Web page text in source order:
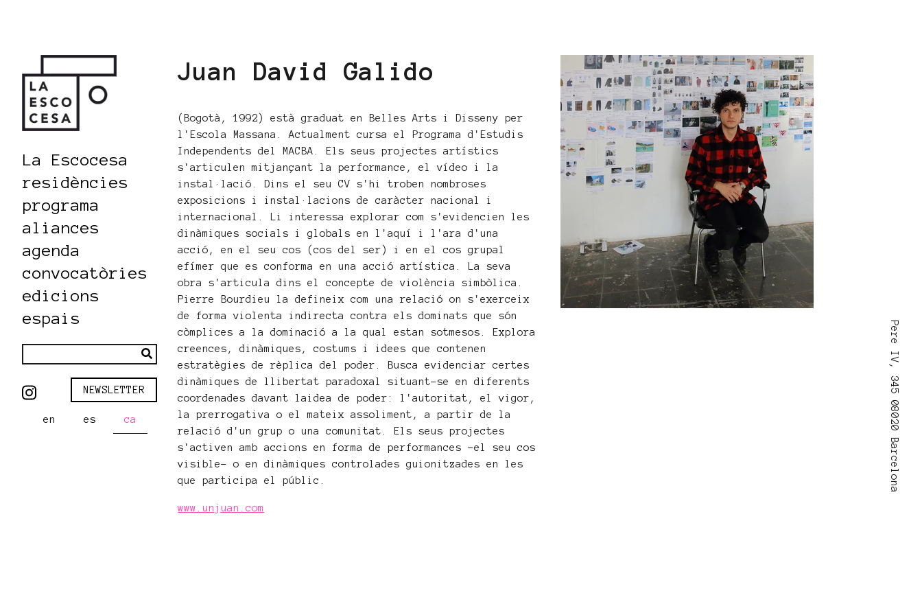
Pere IV, 345 08020 Barcelona
La Escocesa
residències
programa
aliances
agenda
convocatòries
edicions
espais
NEWSLETTER
en es ca
Juan David Galido
(Bogotà, 1992) està graduat en Belles Arts i Disseny per
l'Escola Massana. Actualment cursa el Programa d'Estudis
Independents del MACBA. Els seus projectes artístics
s'articulen mitjançant la performance, el vídeo i la
instal·lació. Dins el seu CV s'hi troben nombroses
exposicions i instal·lacions de caràcter nacional i
internacional. Li interessa explorar com s'evidencien les
dinàmiques socials i globals en l'aquí i l'ara d'una
acció, en el seu cos (cos del ser) i en el cos grupal
efímer que es conforma en una acció artística. La seva
obra s'articula dins el concepte de violència simbòlica.
Pierre Bourdieu la defineix com una relació on s'exerceix
de forma violenta indirecta contra els dominats que són
còmplices a la dominació a la qual estan sotmesos. Explora
creences, dinàmiques, costums i idees que contenen
estratègies de rèplica del poder. Busca evidenciar certes
dinàmiques de llibertat paradoxal situant-se en diferents
coordenades davant laidea de poder: l'autoritat, el vigor,
la prerrogativa o el mateix assoliment, a partir de la
relació d'un grup o una comunitat. Els seus projectes
s'activen amb accions en forma de performances –el seu cos
visible- o en dinàmiques controlades guionitzades en les
que participa el públic.
www.unjuan.com